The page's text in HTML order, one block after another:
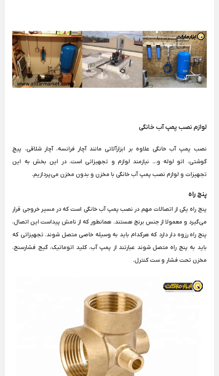
لوازم نصب پمپ آب خانگی
نصب پمپ آب خانگی علاوه بر ابزارآلاتی مانند آچار فرانسه، آچار شلاقی، پیچ
گوشتی، اتو لوله و... نیازمند لوازم و تجهیزاتی است. در این بخش به این
تجهیزات و لوازم نصب پمپ آب خانگی با مخزن و بدون مخزن می‌پردازیم.
پنج راه
پنج راه یکی از اتصالات مهم در نصب پمپ آب خانگی است که در مسیر خروجی قرار
می‌گیرد و معمولا از جنس برنج هستند. همانطور که از نامش پیداست این اتصال،
پنج راه رزوه دار دارد که هرکدام باید به وسیله خاصی متصل شوند. تجهیزاتی که
باید به پنج راه متصل شوند عبارتند از پمپ آب، کلید اتوماتیک، گیج فشارسنج،
مخزن تحت فشار و ست کنترل.